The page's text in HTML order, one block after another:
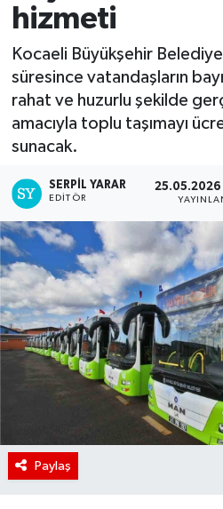
hizmeti
Kocaeli Büyükşehir
süresince vatandaşların
rahat ve huzurlu şekilde
amacıyla toplu taşımayı
sunacak.
SERPİL YARAR
EDITÖR
Paylaş